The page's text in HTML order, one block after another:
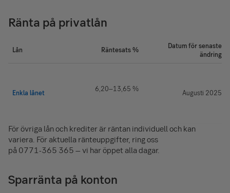
Ränta på privatlån
Lån Räntesats %
Datum för senaste
ändring
Enkla lånet 6,20–13,65 % Augusti 2025
För övriga lån och krediter är räntan individuell och kan
variera. För aktuella ränteuppgifter, ring oss
på 0771-365 365 – vi har öppet alla dagar.
Sparränta på konton